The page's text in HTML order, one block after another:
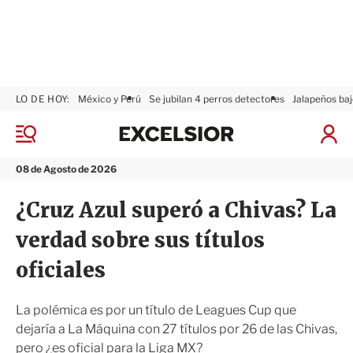
M
n
08 de Agosto de 2026
LO DE HOY: México y Perú Se jubilan 4 perros detectores Jalapeños
I
a
x
s
i
o
r
¿Cruz Azul superó a Chivas? La
verdad sobre sus títulos
oficiales
La polémica es por un título de Leagues Cup que
dejaría a La Máquina con 27 títulos por 26 de las Chivas,
pero ¿es oficial para la Liga MX?